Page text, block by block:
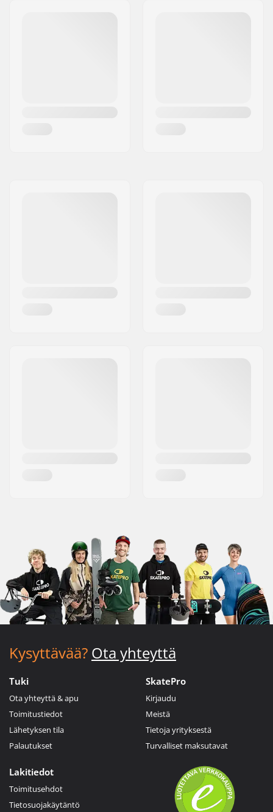
Kysyttävää? Ota yhteyttä
Tuki
Ota yhteyttä & apu
Toimitustiedot
Lähetyksen tila
Palautukset
SkatePro
Kirjaudu
Meistä
Tietoja yrityksestä
Turvalliset maksutavat
Lakitiedot
Toimitusehdot
Tietosuojakäytäntö